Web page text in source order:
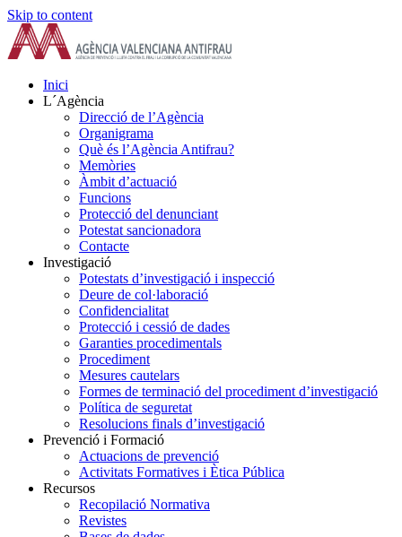
Skip to content
Inici
L´Agència
Direcció de l’Agència
Organigrama
Què és l’Agència Antifrau?
Memòries
Àmbit d’actuació
Funcions
Protecció del denunciant
Potestat sancionadora
Contacte
Investigació
Potestats d’investigació i inspecció
Deure de col·laboració
Confidencialitat
Protecció i cessió de dades
Garanties procedimentals
Procediment
Mesures cautelars
Formes de terminació del procediment d’investigació
Política de seguretat
Resolucions finals d’investigació
Prevenció i Formació
Actuacions de prevenció
Activitats Formatives i Ètica Pública
Recursos
Recopilació Normativa
Revistes